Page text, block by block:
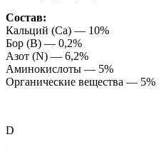
Состав:
Кальций (Са) — 10%
Бор (B) — 0,2%
Азот (N) — 6,2%
Аминокислоты — 5%
Органические вещества — 5%
D